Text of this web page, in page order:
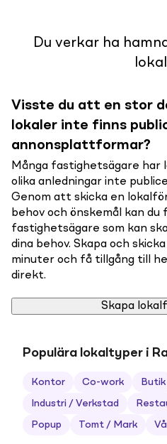
Du verkar ha
Visste du att en stor
lokaler inte finns
annonsplattformar?
Många fastighetsägare har
olika anledningar inte
Genom att skicka en
behov och önskemål kan
fastighetsägare som kan
dina behov. Skapa och
minuter och få tillgång till
direkt.
Skapa
Populära lokaltyper i
Kontor Co-work Butik
Industri / Verkstad
Popup Tomt / Mark